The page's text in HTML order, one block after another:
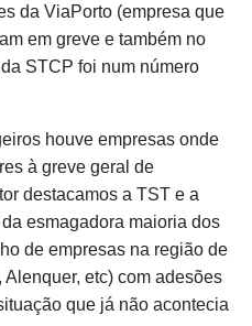
da ViaPorto (empresa que
em greve e também no
STCP foi num número
houve empresas onde
à greve geral de
destacamos a TST e a
esmagadora maioria dos
de empresas na região de
etc) com adesões
que já não acontecia